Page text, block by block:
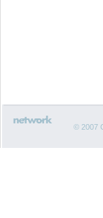
© 2007